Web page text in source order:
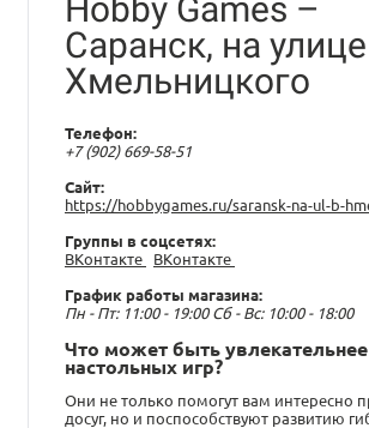
Hobby Games –
Саранск, на
Хмельницкого
Телефон:
+7 (902) 669-58-51
Сайт:
https://hobbygames.ru/saransk-na-ul-b-
Группы в соцсетях:
ВКонтакте ВКонтакте
График работы магазина:
Пн - Пт: 11:00 - 19:00 Сб - Вс: 10:00 - 18:00
Что может быть увлекательнее
настольных игр?
Они не только помогут вам интересно
досуг, но и поспособствуют развитию